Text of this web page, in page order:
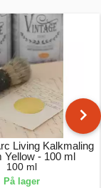
Living Kalkmaling
Yellow - 100 ml
100 ml
På lager